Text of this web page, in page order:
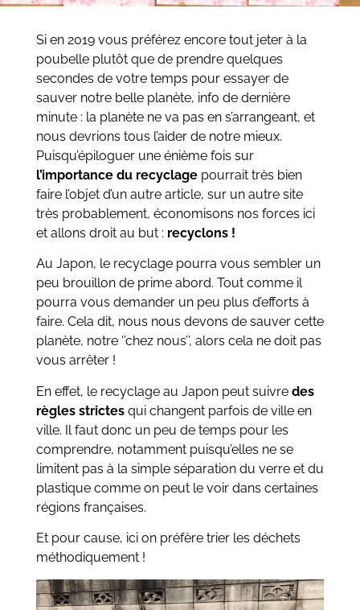
Si en 2019 vous préférez encore tout jeter à la
poubelle plutôt que de prendre quelques
secondes de votre temps pour essayer de
sauver notre belle planète, info de dernière
minute : la planète ne va pas en s’arrangeant, et
nous devrions tous l’aider de notre mieux.
Puisqu’épiloguer une énième fois sur
l’importance du recyclagepourrait très bien
faire l’objet d’un autre article, sur un autre site
très probablement, économisons nos forces ici
et allons droit au but : recyclons !
Au Japon, le recyclage pourra vous sembler un
peu brouillon de prime abord. Tout comme il
pourra vous demander un peu plus d’efforts à
faire. Cela dit, nous nous devons de sauver cette
planète, notre ‘’chez nous’’, alors cela ne doit pas
vous arrêter !
En effet, le recyclage au Japon peut suivre des
règles strictesqui changent parfois de ville en
ville. Il faut donc un peu de temps pour les
comprendre, notamment puisqu’elles ne se
limitent pas à la simple séparation du verre et du
plastique comme on peut le voir dans certaines
régions françaises.
Et pour cause, ici on préfère trier les déchets
méthodiquement !